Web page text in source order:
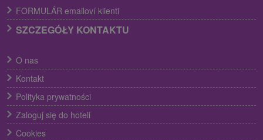
FORMULÁR emailoví klienti
SZCZEGÓŁY KONTAKTU
O nas
Kontakt
Polityka prywatności
Zaloguj się do hoteli
Cookies